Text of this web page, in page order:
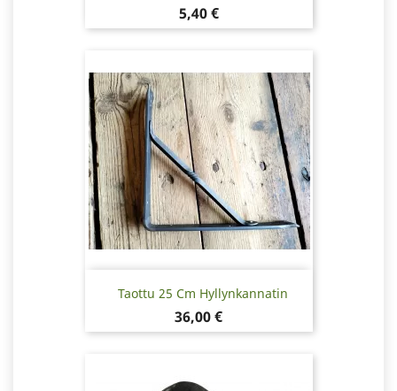
Hinta
5,40 €
Taottu 25 Cm Hyllynkannatin
Hinta
36,00 €